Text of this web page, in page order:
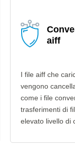
aiff
I file aiff che
vengono
come i file
trasferimenti di
elevato livello di